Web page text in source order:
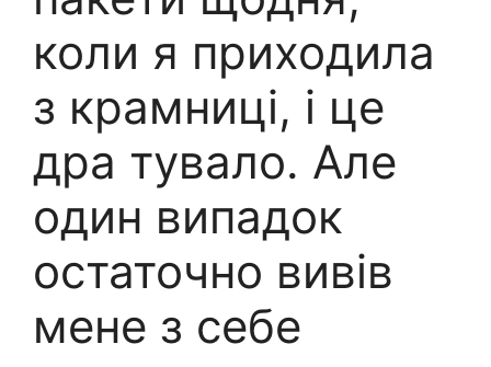
коли я приходила
з крамниці, і це
дра тувало. Але
один випадок
остаточно вивів
мене з себе